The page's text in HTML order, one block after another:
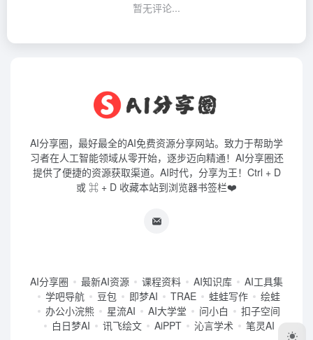
暂无评论...
AI分享圈，最好最全的AI免费资源分享网站。致力于帮助学
习者在人工智能领域从零开始，逐步迈向精通！AI分享圈还
提供了便捷的资源获取渠道。AI时代，分享为王！Ctrl + D
或 ⌘ + D 收藏本站到浏览器书签栏❤️
AI分享圈 最新AI资源 课程资料 AI知识库
AI工具集
学吧导航
豆包 即梦AI TRAE 蛙蛙写作
绘蛙
办公小浣熊
星流AI AI大学堂 问小白
扣子空间
白日梦AI
讯飞绘文 AiPPT 沁言学术 笔灵AI